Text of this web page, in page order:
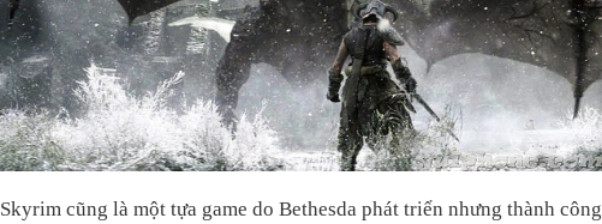
Skyrim cũng là một tựa game do Bethesda phát triển nhưng thành công